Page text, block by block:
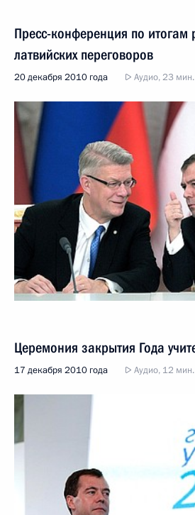
Пресс-конференция по итогам
латвийских переговоров
20 декабря 2010 года Аудио, 23 мин.
Церемония закрытия Года
17 декабря 2010 года Аудио, 12 мин.